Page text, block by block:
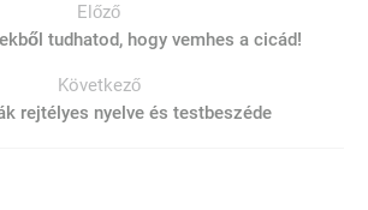
Előző
tudhatod, hogy vemhes a cicád!
Következő
rejtélyes nyelve és testbeszéde